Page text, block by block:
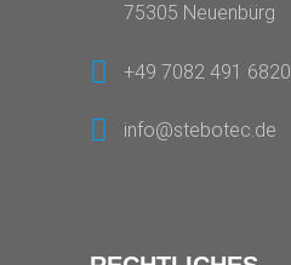
75305 Neuenbürg
+49 7082 491 6820
info@stebotec.de